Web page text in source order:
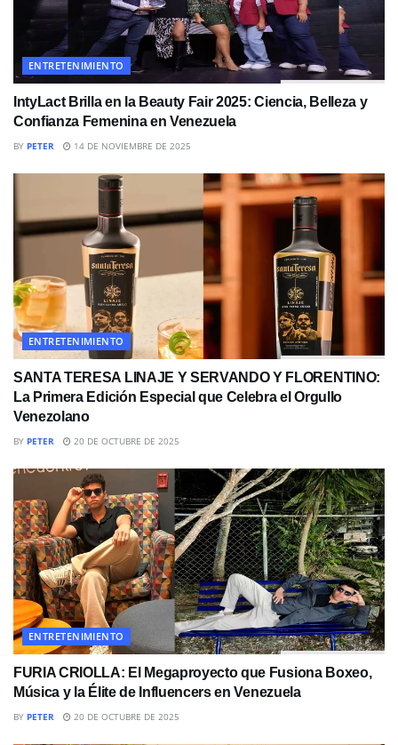
ENTRETENIMIENTO
IntyLact Brilla en la Beauty Fair 2025: Ciencia, Belleza y
Confianza Femenina en Venezuela
BY PETER 14 DE NOVIEMBRE DE 2025
ENTRETENIMIENTO
SANTA TERESA LINAJE Y SERVANDO Y FLORENTINO:
La Primera Edición Especial que Celebra el Orgullo
Venezolano
BY PETER 20 DE OCTUBRE DE 2025
ENTRETENIMIENTO
FURIA CRIOLLA: El Megaproyecto que Fusiona Boxeo,
Música y la Élite de Influencers en Venezuela
BY PETER 20 DE OCTUBRE DE 2025